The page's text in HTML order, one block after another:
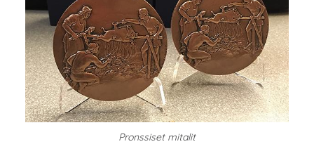
Pronssiset mitalit